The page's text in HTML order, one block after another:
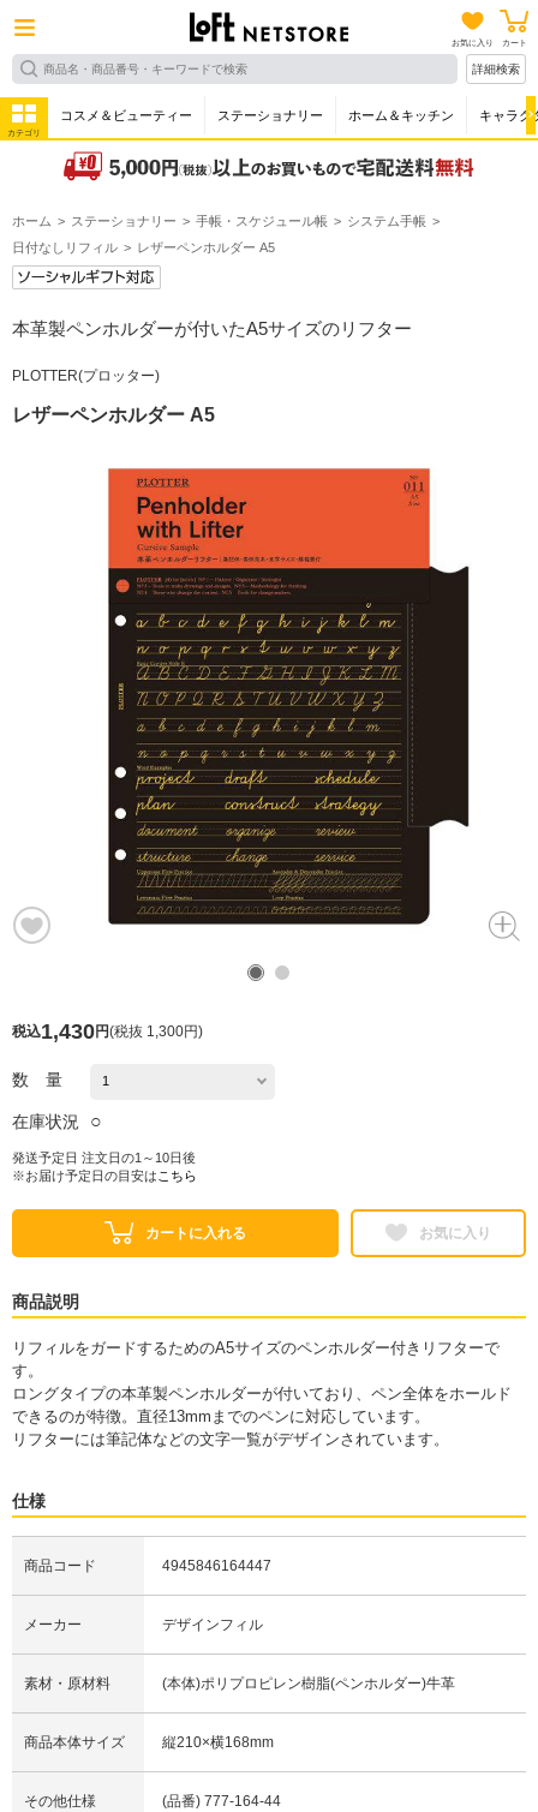
お気に入り カート
詳細検索
カテゴリ
コスメ＆ビューティー ステーショナリー ホーム＆キッチン キャラク
ホーム ステーショナリー 手帳・スケジュール帳
システム手帳
日付なしリフィル
レザーペンホルダー A5
本革製ペンホルダーが付いたA5サイズのリフター
PLOTTER(プロッター)
レザーペンホルダー A5
税込1,430円(税抜 1,300円)
数 量
在庫状況 ○
発送予定日 注文日の1～10日後
※お届け予定日の目安は こちら
カートに入れる お気に入り
商品説明
リフィルをガードするためのA5サイズのペンホルダー付きリフターで
す。
ロングタイプの本革製ペンホルダーが付いており、ペン全体をホールド
できるのが特徴。直径13mmまでのペンに対応しています。
リフターには筆記体などの文字一覧がデザインされています。
仕様
商品コード 4945846164447
メーカー デザインフィル
素材・原材料 (本体)ポリプロピレン樹脂(ペンホルダー)牛革
商品本体サイズ 縦210×横168mm
その他仕様
(品番) 777-164-44